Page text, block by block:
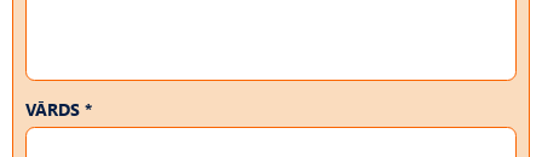
VĀRDS *